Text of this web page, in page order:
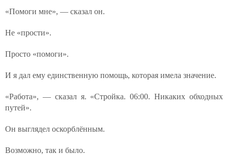
«Помоги мне», — сказал он.
Не «прости».
Просто «помоги».
И я дал ему единственную помощь, которая имела значение.
«Работа», — сказал я. «Стройка. 06:00. Никаких обходных
путей».
Он выглядел оскорблённым.
Возможно, так и было.